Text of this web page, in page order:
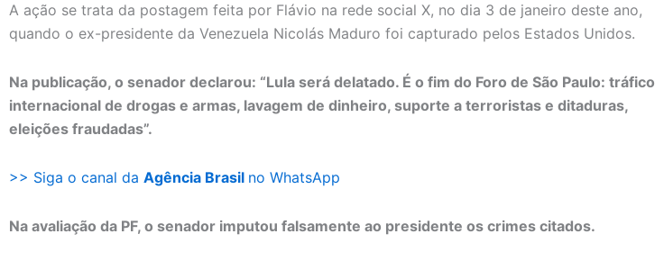
A ação se trata da postagem feita por Flávio na rede social X, no dia 3 de janeiro deste ano,
quando o ex-presidente da Venezuela Nicolás Maduro foi capturado pelos Estados Unidos.
Na publicação, o senador declarou: “Lula será delatado. É o fim do Foro de São Paulo: tráfico
internacional de drogas e armas, lavagem de dinheiro, suporte a terroristas e ditaduras,
eleições fraudadas”.
>> Siga o canal da Agência Brasil no WhatsApp
Na avaliação da PF, o senador imputou falsamente ao presidente os crimes citados.